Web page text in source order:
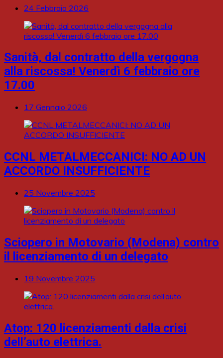
24 Febbraio 2026
Sanità, dal contratto della vergogna
alla riscossa! Venerdì 6 febbraio ore
17.00
17 Gennaio 2026
CCNL METALMECCANICI: NO AD UN
ACCORDO INSUFFICIENTE
25 Novembre 2025
Sciopero in Motovario (Modena) contro
il licenziamento di un delegato
19 Novembre 2025
Atop: 120 licenziamenti dalla crisi
dell’auto elettrica.